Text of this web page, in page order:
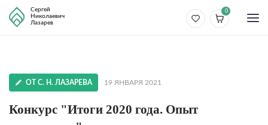
Сергей
Николаевич
Лазарев
0
ОТ С. Н. ЛАЗАРЕВА 19 ЯНВАРЯ 2021
Конкурс "Итоги 2020 года. Опыт